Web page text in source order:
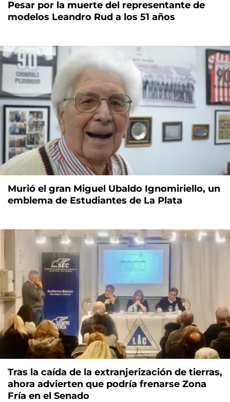
Pesar por la muerte del representante de
modelos Leandro Rud a los 51 años
Murió el gran Miguel Ubaldo Ignomiriello, un
emblema de Estudiantes de La Plata
Tras la caída de la extranjerización de tierras,
ahora advierten que podría frenarse Zona
Fría en el Senado